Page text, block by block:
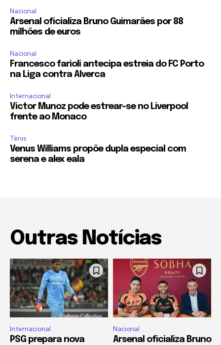
Nacional
Arsenal oficializa Bruno Guimarães por 88
milhões de euros
Nacional
Francesco farioli antecipa estreia do FC Porto
na Liga contra Alverca
Internacional
Victor Munoz pode estrear-se no Liverpool
frente ao Monaco
Ténis
Venus Williams propõe dupla especial com
serena e alex eala
Outras Notícias
Internacional
PSG prepara nova
Nacional
Arsenal oficializa Bruno